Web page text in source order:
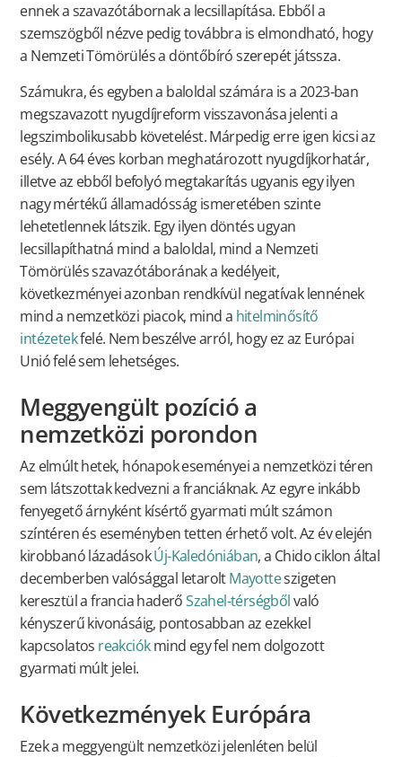
ennek a szavazótábornak a lecsillapítása. Ebből a
szemszögből nézve pedig továbbra is elmondható, hogy
a Nemzeti Tömörülés a döntőbíró szerepét játssza.
Számukra, és egyben a baloldal számára is a 2023-ban
megszavazott nyugdíjreform visszavonása jelenti a
legszimbolikusabb követelést. Márpedig erre igen kicsi az
esély. A 64 éves korban meghatározott nyugdíjkorhatár,
illetve az ebből befolyó megtakarítás ugyanis egy ilyen
nagy mértékű államadósság ismeretében szinte
lehetetlennek látszik. Egy ilyen döntés ugyan
lecsillapíthatná mind a baloldal, mind a Nemzeti
Tömörülés szavazótáborának a kedélyeit,
következményei azonban rendkívül negatívak lennének
mind a nemzetközi piacok, mind a hitelminősítő
intézetekfelé. Nem beszélve arról, hogy ez az Európai
Unió felé sem lehetséges.
Meggyengült pozíció a
nemzetközi porondon
Az elmúlt hetek, hónapok eseményei a nemzetközi téren
sem látszottak kedvezni a franciáknak. Az egyre inkább
fenyegető árnyként kísértő gyarmati múlt számon
színtéren és eseményben tetten érhető volt. Az év elején
kirobbanó lázadásokÚj-Kaledóniában, a Chido ciklon által
decemberben valósággal letaroltMayotteszigeten
keresztül a francia haderőSzahel-térségbőlvaló
kényszerű kivonásáig, pontosabban az ezekkel
kapcsolatos reakciókmind egy fel nem dolgozott
gyarmati múlt jelei.
Következmények Európára
Ezek a meggyengült nemzetközi jelenléten belül